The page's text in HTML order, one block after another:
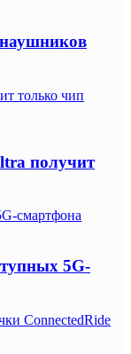
только чип
получит
смартфона
5G-
ConnectedRide